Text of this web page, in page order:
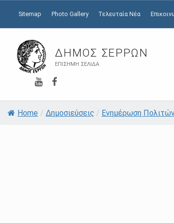
ΔΉΜΟΣ ΣΕΡΡΏΝ
ΕΠΊΣΗΜΗ ΣΕΛΊΔΑ
YouTube
Sitemap Photo Gallery Τελευταία Νέα
Home / Δημοσιεύσεις / Ενημέρωση